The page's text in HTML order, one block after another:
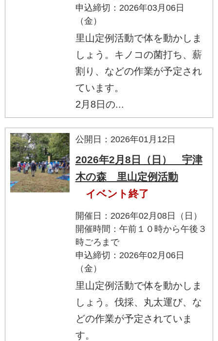
申込締切：2026年03月06日
（金）
里山定例活動で体を動かしま
しょう。キノコの菌打ち、薪
割り、などの作業が予定され
ています。
2月8日の...
公開日：2026年01月12日
2026年2月8日（日） 宇津
木の森 里山定例活動
イベント終了
開催日：2026年02月08日（日）
開催時間：午前１０時から午後３
時ごろまで
申込締切：2026年02月06日
（金）
里山定例活動で体を動かしま
しょう。伐採、丸太運び、な
どの作業が予定されていま
す。